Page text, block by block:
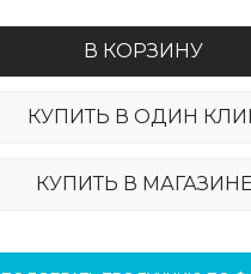
В КОРЗИНУ
КУПИТЬ В ОДИН
КУПИТЬ В МАГАЗИНЕ